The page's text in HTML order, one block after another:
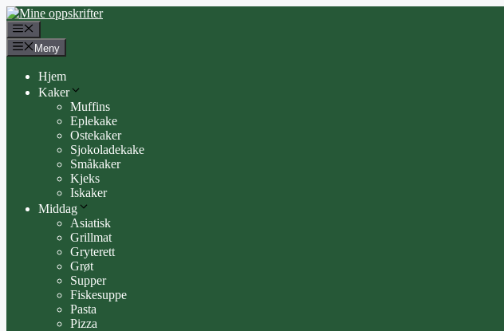
Hopp
til
innhold
Meny
Hjem
Kaker
Muffins
Eplekake
Ostekaker
Sjokoladekake
Småkaker
Kjeks
Iskaker
Middag
Asiatisk
Grillmat
Gryterett
Grøt
Supper
Fiskesuppe
Pasta
Pizza